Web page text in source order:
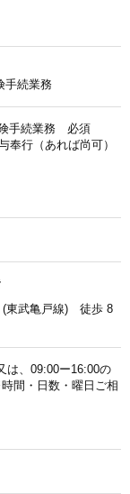
手続業務
険手続業務 必須
奉行（あれば尚可）
(東武亀戸線) 徒歩 8
、09:00ー16:00の
間・日数・曜日ご相